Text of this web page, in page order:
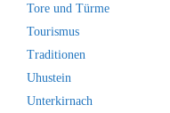
Tore und Türme
Tourismus
Traditionen
Uhustein
Unterkirnach